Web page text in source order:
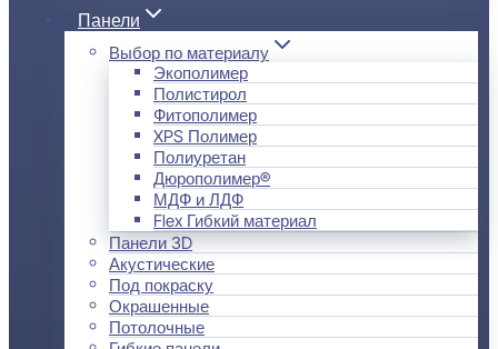
Панели
Выбор по материалу
Экополимер
Полистирол
Фитополимер
XPS Полимер
Полиуретан
Дюрополимер®
МДФ и ЛДФ
Flex Гибкий материал
Панели 3D
Акустические
Под покраску
Окрашенные
Потолочные